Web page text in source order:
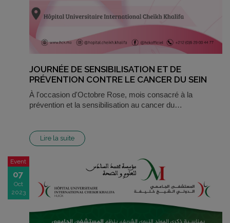
JOURNÉE DE SENSIBILISATION ET DE
PRÉVENTION CONTRE LE CANCER DU SEIN
À l'occasion d'Octobre Rose, mois consacré à la
prévention et la sensibilisation au cancer du…
Lire la suite
Event
07
Oct
2023